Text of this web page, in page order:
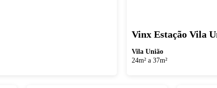
Vinx Estação Vila
Vila União
24m² a 37m²